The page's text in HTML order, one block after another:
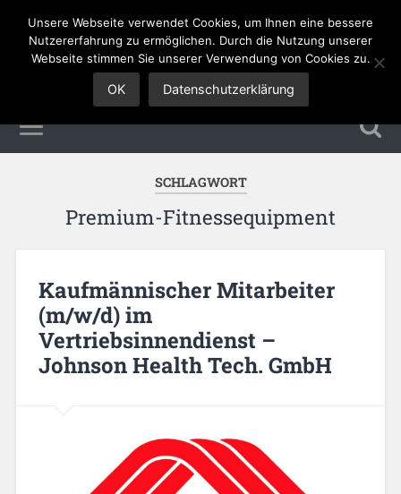
Sales Jobs
SCHLAGWORT
Premium-Fitnessequipment
Kaufmännischer Mitarbeiter
(m/w/d) im
Vertriebsinnendienst –
Johnson Health Tech. GmbH
Unsere Webseite verwendet Cookies, um Ihnen eine bessere
Nutzererfahrung zu ermöglichen. Durch die Nutzung unserer
Webseite stimmen Sie unserer Verwendung von Cookies zu.
OK Datenschutzerklärung